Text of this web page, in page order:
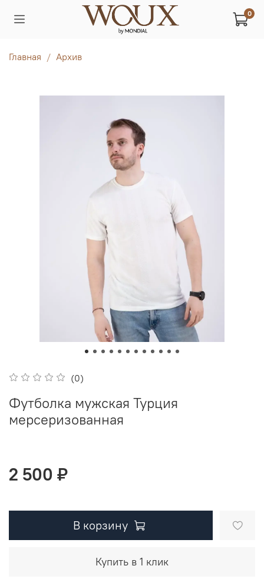
0
Главная Архив
(0)
Футболка мужская Турция
мерсеризованная
2 500 ₽
В корзину
Купить в 1 клик